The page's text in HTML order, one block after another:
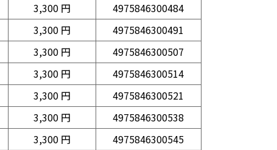
3,300 円
4975846300484
3,300 円
4975846300491
3,300 円
4975846300507
3,300 円
4975846300514
3,300 円
4975846300521
3,300 円
4975846300538
3,300 円
4975846300545